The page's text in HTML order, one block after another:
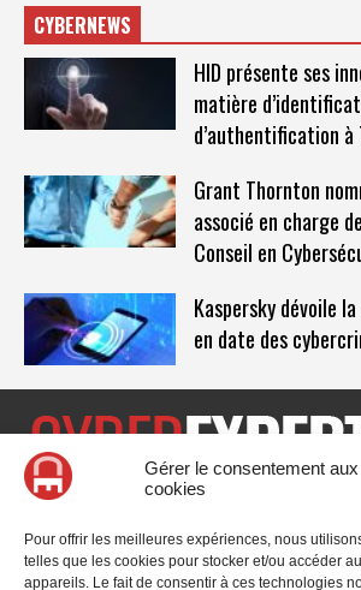
Gérer le consentement aux
cookies
Pour offrir les meilleures expériences, nous
telles que les cookies pour stocker et/ou accéder
appareils. Le fait de consentir à ces technologies
CYBERNEWS
HID présente ses
matière
d’authentification à
Grant Thornton
associé en charge
Conseil en
Kaspersky dévoile
en date des
CyberExperts.tech est un média dédié à la
l'actualité, des retours d'utilisateurs, des
blancs et les nominations du secteur.